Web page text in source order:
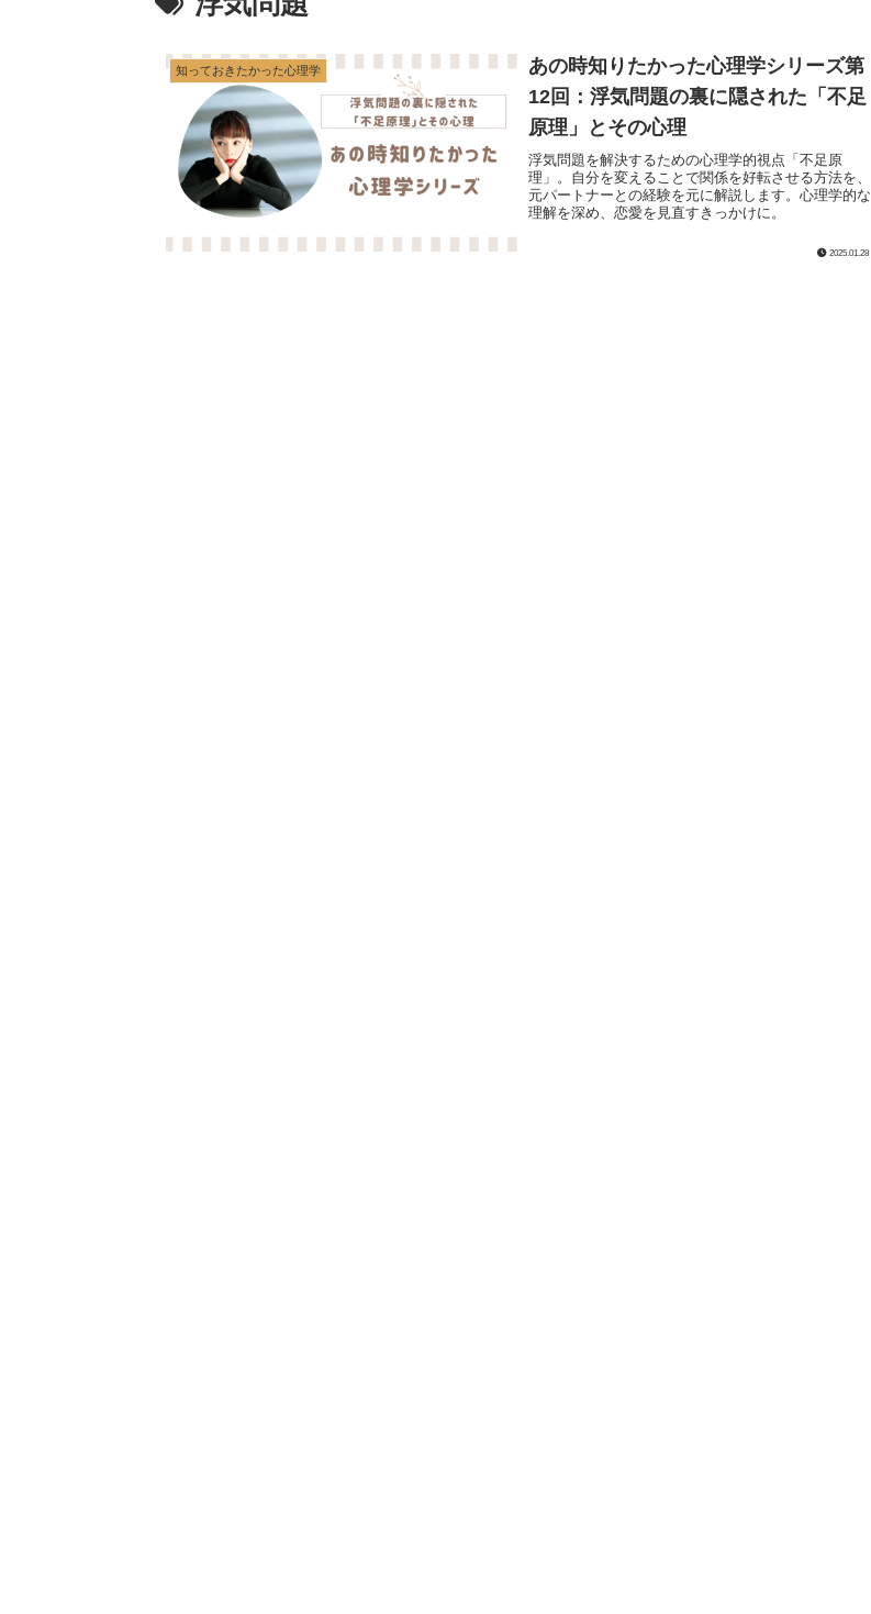
知っておきたかった心理学
あの時知りたかった心理学シリーズ第
12回：浮気問題の裏に隠された「不足
原理」とその心理
浮気問題を解決するための心理学的視点「不足原
理」。自分を変えることで関係を好転させる方法を、
元パートナーとの経験を元に解説します。心理学的な
理解を深め、恋愛を見直すきっかけに。
2025.01.28